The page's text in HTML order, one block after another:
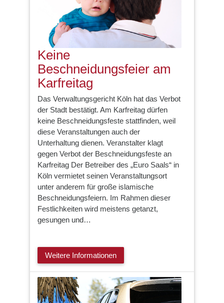
Keine
Beschneidungsfeier am
Karfreitag
Das Verwaltungsgericht Köln hat das Verbot
der Stadt bestätigt. Am Karfreitag dürfen
keine Beschneidungsfeste stattfinden, weil
diese Veranstaltungen auch der
Unterhaltung dienen. Veranstalter klagt
gegen Verbot der Beschneidungsfeste an
Karfreitag Der Betreiber des „Euro Saals“ in
Köln vermietet seinen Veranstaltungsort
unter anderem für große islamische
Beschneidungsfeiern. Im Rahmen dieser
Festlichkeiten wird meistens getanzt,
gesungen und…
Weitere Informationen